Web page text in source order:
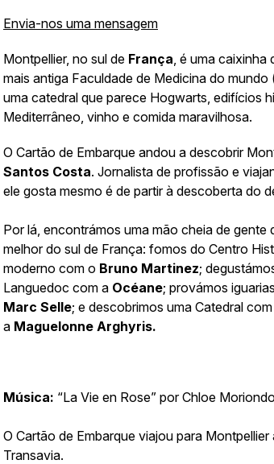
Envia-nos uma mensagem
Montpellier, no sul de França, é uma caixinha
mais antiga Faculdade de Medicina do mundo
uma catedral que parece Hogwarts, edifícios
Mediterrâneo, vinho e comida maravilhosa.
O Cartão de Embarque andou a descobrir
Santos Costa. Jornalista de profissão e
ele gosta mesmo é de partir à descoberta do
Por lá, encontrámos uma mão cheia de gente
melhor do sul de França: fomos do Centro
moderno com o Bruno Martinez;
Languedoc com a Océane; provámos
Marc Selle; e descobrimos uma Catedral
a Maguelonne Arghyris.
Música: “La Vie en Rose” por Chloe
O Cartão de Embarque viajou para
Transavia.